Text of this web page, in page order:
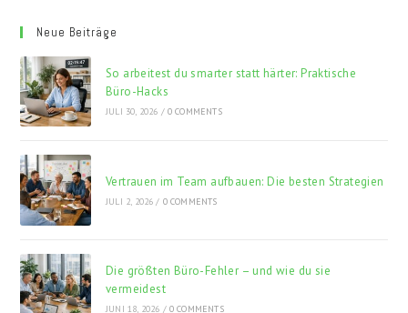
Neue Beiträge
So arbeitest du smarter statt härter: Praktische
Büro-Hacks
JULI 30, 2026 / 0 COMMENTS
Vertrauen im Team aufbauen: Die besten Strategien
JULI 2, 2026 / 0 COMMENTS
Die größten Büro-Fehler – und wie du sie
vermeidest
JUNI 18, 2026 / 0 COMMENTS